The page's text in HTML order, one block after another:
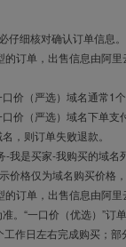
细核对确认订单信息。
的订单，出售信息由阿
价（严选）域名通常1
价（严选）域名下单
，则订单失败退款。
我是买家-我购买的域名
价格仅为域名购买价格
的订单，出售信息由阿
。“一口价（优选）”
作日左右完成购买；